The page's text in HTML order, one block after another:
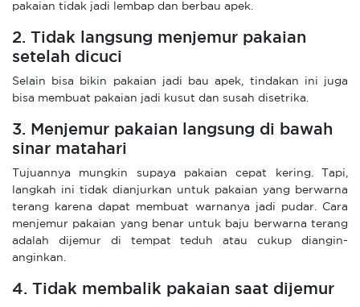
pakaian tidak jadi lembap dan berbau apek.
2. Tidak langsung menjemur pakaian
setelah dicuci
Selain bisa bikin pakaian jadi bau apek, tindakan ini juga
bisa membuat pakaian jadi kusut dan susah disetrika.
3. Menjemur pakaian langsung di bawah
sinar matahari
Tujuannya mungkin supaya pakaian cepat kering. Tapi,
langkah ini tidak dianjurkan untuk pakaian yang berwarna
terang karena dapat membuat warnanya jadi pudar. Cara
menjemur pakaian yang benar untuk baju berwarna terang
adalah dijemur di tempat teduh atau cukup diangin-
anginkan.
4. Tidak membalik pakaian saat dijemur